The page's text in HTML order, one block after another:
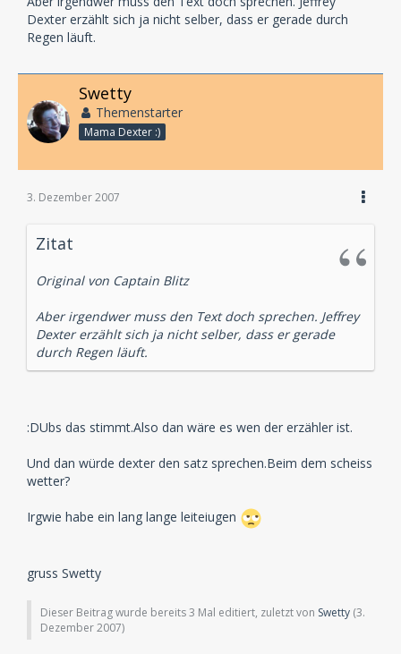
Dexter erzählt sich ja nicht selber, dass er gerade durch
Regen läuft.
Swetty
Themenstarter
Mama Dexter :)
3. Dezember 2007
Zitat
Original von Captain Blitz
Aber irgendwer muss den Text doch sprechen. Jeffrey
Dexter erzählt sich ja nicht selber, dass er gerade
durch Regen läuft.
:DUbs das stimmt.Also dan wäre es wen der erzähler ist.
Und dan würde dexter den satz sprechen.Beim dem scheiss
wetter?
Irgwie habe ein lang lange leiteiugen
gruss Swetty
Dieser Beitrag wurde bereits 3 Mal editiert, zuletzt von Swetty (3.
Dezember 2007)